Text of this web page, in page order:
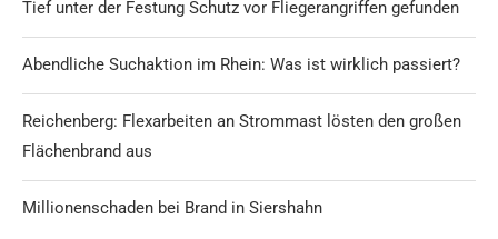
Tief unter der Festung Schutz vor Fliegerangriffen gefunden
Abendliche Suchaktion im Rhein: Was ist wirklich passiert?
Reichenberg: Flexarbeiten an Strommast lösten den großen
Flächenbrand aus
Millionenschaden bei Brand in Siershahn